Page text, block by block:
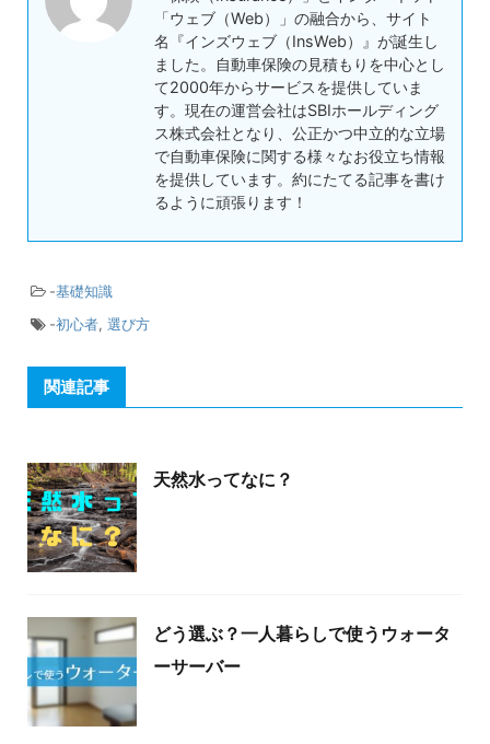
「ウェブ（Web）」の融合から、サイト
名『インズウェブ（InsWeb）』が誕生し
ました。自動車保険の見積もりを中心とし
て2000年からサービスを提供していま
す。現在の運営会社はSBIホールディング
ス株式会社となり、公正かつ中立的な立場
で自動車保険に関する様々なお役立ち情報
を提供しています。約にたてる記事を書け
るように頑張ります！
-基礎知識
-初心者, 選び方
関連記事
天然水ってなに？
どう選ぶ？一人暮らしで使うウォータ
ーサーバー